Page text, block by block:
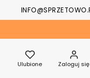
Ulubione Zaloguj się